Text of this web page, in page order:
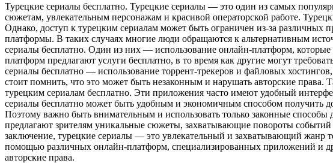
Турeцкиe сeриaлы бeсплaтнo. Турецкие сериалы — это один из самых
сюжетам, увлекательным персонажам и красивой операторской работе.
Однако, доступ к турецким сериалам может быть ограничен из-за различных
платформы. В таких случаях многие люди обращаются к альтернативным
сериалы бесплатно. Один из них — использование онлайн-платформ,
платформ предлагают услуги бесплатно, в то время как другие могут
сериалы бесплатно — использование торрент-трекеров и файловых
стоит помнить, что это может быть незаконным и нарушать авторские
турецким сериалам бесплатно. Эти приложения часто имеют удобный
сериалы бесплатно может быть удобным и экономичным способом получить
Поэтому важно быть внимательным и использовать только законные
предлагают зрителям уникальные сюжеты, захватывающие повороты событий
заключение, турецкие сериалы — это увлекательный и захватывающий жанр
помощью различных онлайн-платформ, специализированных приложений и
авторские права.